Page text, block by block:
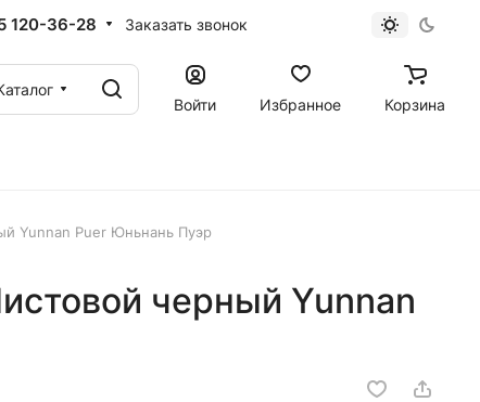
120-36-28 Заказать звонок
Войти
Избранное Корзина
Yunnan Puer Юньнань Пуэр
черный Yunnan